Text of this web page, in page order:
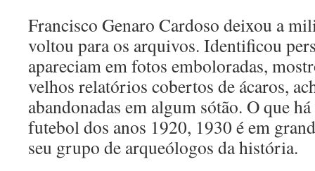
Francisco Genaro Cardoso deixou a
voltou para os arquivos. Identificou
apareciam em fotos emboloradas,
velhos relatórios cobertos de ácaros,
abandonadas em algum sótão. O que
futebol dos anos 1920, 1930 é em
seu grupo de arqueólogos da história.